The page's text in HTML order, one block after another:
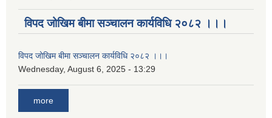
विपद जोखिम बीमा सञ्चालन कार्यविधि २०८२ ।।।
विपद जोखिम बीमा सञ्चालन कार्यविधि २०८२ ।।।
Wednesday, August 6, 2025 - 13:29
more